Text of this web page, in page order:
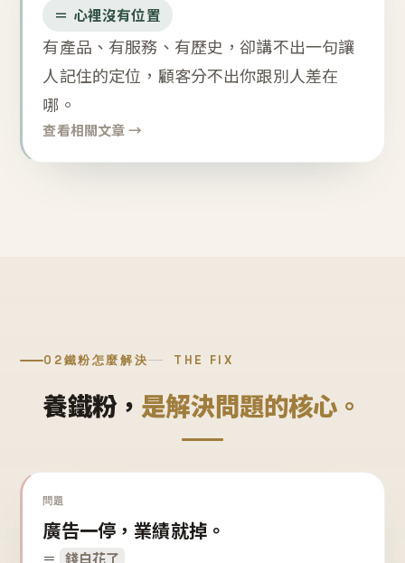
＝ 心裡沒有位置
有產品、有服務、有歷史，卻講不出一句讓
人記住的定位，顧客分不出你跟別人差在
哪。
查看相關文章 →
02鐵粉怎麼解決 THE FIX
養鐵粉， 是解決問題的核心。
問題
廣告一停，業績就掉。
＝ 錢白花了